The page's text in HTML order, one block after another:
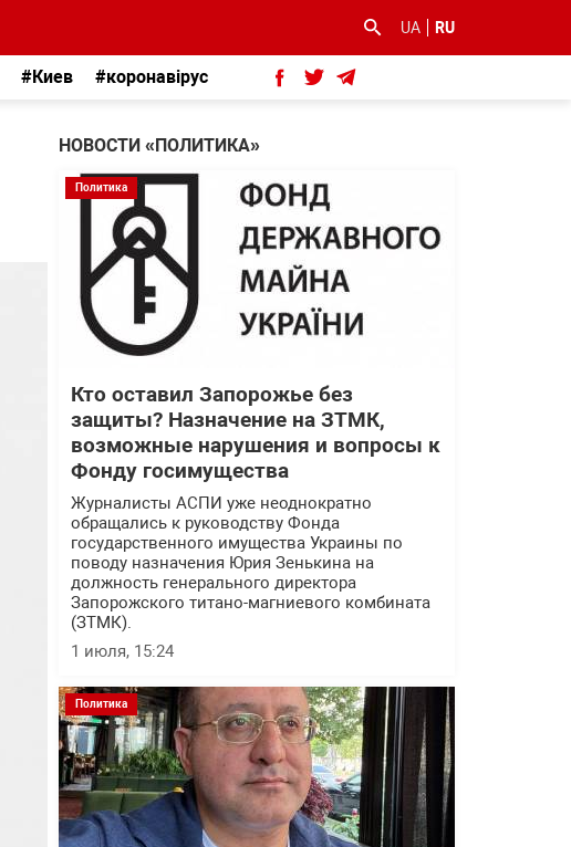
UA RU
#Киев #коронавірус
НОВОСТИ «ПОЛИТИКА»
Политика
Кто оставил Запорожье без
защиты? Назначение на ЗТМК,
возможные нарушения и вопросы к
Фонду госимущества
Журналисты АСПИ уже неоднократно
обращались к руководству Фонда
государственного имущества Украины по
поводу назначения Юрия Зенькина на
должность генерального директора
Запорожского титано-магниевого комбината
(ЗТМК).
1 июля, 15:24
Политика